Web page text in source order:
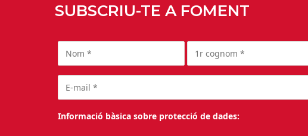
SUBSCRIU-TE A FOMENT
Informació bàsica sobre protecció de dades: